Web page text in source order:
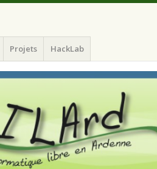
en
Projets HackLab